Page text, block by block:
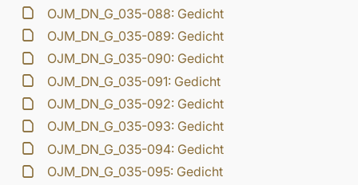
OJM_DN_G_035-088: Gedicht
OJM_DN_G_035-089: Gedicht
OJM_DN_G_035-090: Gedicht
OJM_DN_G_035-091: Gedicht
OJM_DN_G_035-092: Gedicht
OJM_DN_G_035-093: Gedicht
OJM_DN_G_035-094: Gedicht
OJM_DN_G_035-095: Gedicht